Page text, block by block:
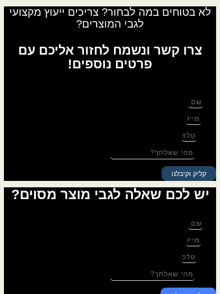
לא בטוחים במה לבחור? צריכים ייעוץ מקצועי
לגבי המוצרים?
צרו קשר ונשמח לחזור אליכם עם
פרטים נוספים!
קליק וקיבלנו
יש לכם שאלה לגבי מוצר מסוים?